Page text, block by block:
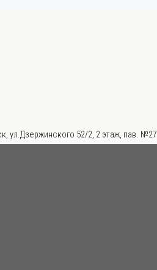
ул.Дзержинского 52/2, 2 этаж, пав. №27